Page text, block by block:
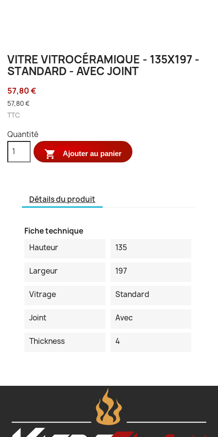
VITRE VITROCÉRAMIQUE - 135X197 -
STANDARD - AVEC JOINT
57,80 €
57,80 €
TTC
Quantité
 Ajouter au panier
Détails du produit
Fiche technique
Hauteur
135
Largeur 197
Vitrage Standard
Joint Avec
Thickness 4